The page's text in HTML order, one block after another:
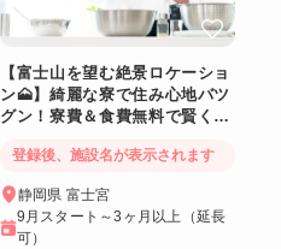
【富士山を望む絶景ロケーショ
ン🗻】綺麗な寮で住み心地バツ
グン！寮費＆食費無料で賢く稼
登録後、施設名が表示されます
静岡県 富士宮
9月スタート～3ヶ月以上（延長
可）